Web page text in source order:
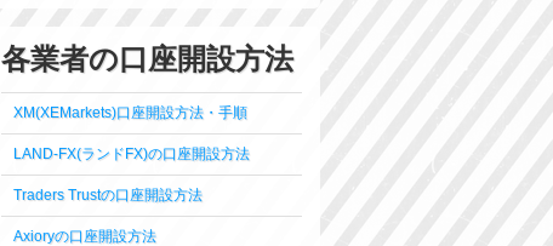
各業者の口座開設方法
XM(XEMarkets)口座開設方法・手順
LAND-FX(ランドFX)の口座開設方法
Traders Trustの口座開設方法
Axioryの口座開設方法